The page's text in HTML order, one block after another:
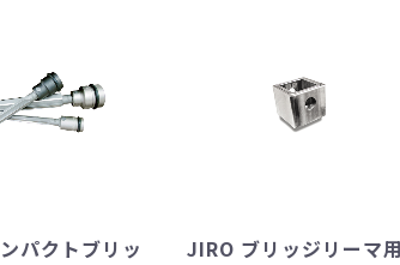
パクトブリッ
JIRO ブリッジリーマ用